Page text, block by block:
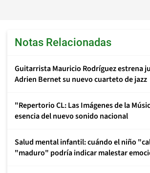
Notas Relacionadas
Guitarrista Mauricio Rodríguez estrena
Adrien Bernet su nuevo cuarteto de jazz
"Repertorio CL: Las Imágenes de la
esencia del nuevo sonido nacional
Salud mental infantil: cuándo el niño
"maduro" podría indicar malestar